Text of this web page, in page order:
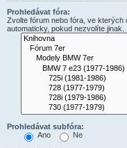
Prohledávat fóra:
Zvolte fórum nebo fóra, ve kterých
automaticky, pokud nezvolíte jinak.
Prohledávat subfóra:
Ano
Ne